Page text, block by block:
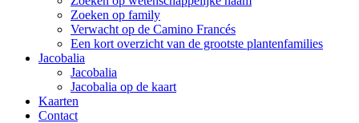
Zoeken op family
Verwacht op de Camino Francés
Een kort overzicht van de grootste plantenfamilies
Jacobalia
Jacobalia
Jacobalia op de kaart
Kaarten
Contact